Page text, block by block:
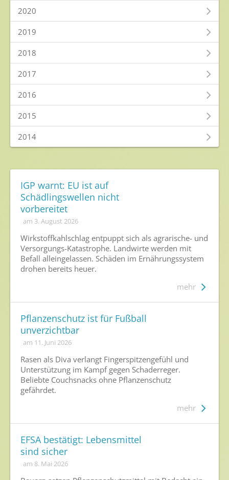
Umweltschutz
Gesunde Nahrung
Nutzen von Pflanzenschutzmitteln
Sichere Lebensmittel
Zulassung
Gesunde Menschen
Gepflegtes Eigenheim
Entsorgung von Pflanzenschutzmittel-Leergebinden
Die IGP
Zum Verband
Ansprechpersonen
Veranstaltungen & Aktionen
Pressemitteilungen
Pressebilder
Pressemappe
Pressekontakt
Mediathek
Publikationen
Newsletter
2020
2019
2018
2017
2016
2015
2014
IGP warnt: EU ist auf
Schädlingswellen nicht
vorbereitet
am 3. August 2026
Wirkstoffkahlschlag entpuppt sich als agrarische- und
Versorgungs-Katastrophe. Landwirte werden mit
Befall alleingelassen. Schäden im Ernährungssystem
drohen bereits heuer.
mehr
Pflanzenschutz ist für Fußball
unverzichtbar
am 11. Juni 2026
Rasen als Diva verlangt Fingerspitzengefühl und
Unterstützung im Kampf gegen Schaderreger.
Beliebte Couchsnacks ohne Pflanzenschutz
gefährdet.
mehr
EFSA bestätigt: Lebensmittel
sind sicher
am 8. Mai 2026